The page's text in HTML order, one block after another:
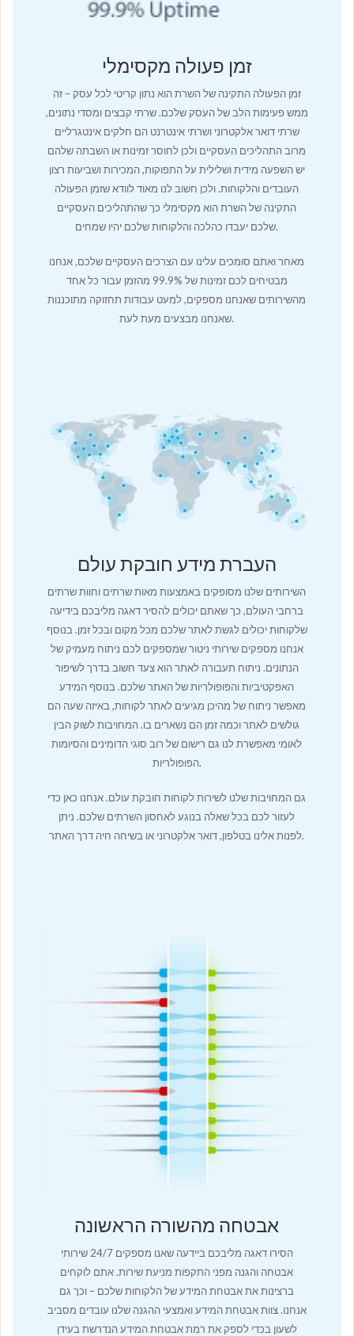
זמן פעולה מקסימלי
זמן הפעולה התקינה של השרת הוא נתון קריטי לכל עסק – זה
ממש פעימות הלב של העסק שלכם. שרתי קבצים ומסדי נתונים,
שרתי דואר אלקטרוני ושרתי אינטרנט הם חלקים אינטגרליים
מרוב התהליכים העסקיים ולכן לחוסר זמינות או השבתה שלהם
יש השפעה מידית ושלילית על התפוקות, המכירות ושביעות רצון
העובדים והלקוחות. ולכן חשוב לנו מאוד לוודא שזמן הפעולה
התקינה של השרת הוא מקסימלי כך שהתהליכים העסקיים
שלכם יעבדו כהלכה והלקוחות שלכם יהיו שמחים.
מאחר ואתם סומכים עלינו עם הצרכים העסקיים שלכם, אנחנו
מבטיחים לכם זמינות של 99.9% מהזמן עבור כל אחד
מהשירותים שאנחנו מספקים, למעט עבודות תחזוקה מתוכננות
שאנחנו מבצעים מעת לעת.
העברת מידע חובקת עולם
השירותים שלנו מסופקים באמצעות מאות שרתים וחוות שרתים
ברחבי העולם, כך שאתם יכולים להסיר דאגה מליבכם בידיעה
שלקוחות יכולים לגשת לאתר שלכם מכל מקום ובכל זמן. בנוסף
אנחנו מספקים שירותי ניטור שמספקים לכם ניתוח מעמיק של
הנתונים. ניתוח תעבורה לאתר הוא צעד חשוב בדרך לשיפור
האפקטיביות והפופולריות של האתר שלכם. בנוסף המידע
מאפשר ניתוח של מהיכן מגיעים לאתר לקוחות, באיזה שעה הם
גולשים לאתר וכמה זמן הם נשארים בו. המחויבות לשוק הבין
לאומי מאפשרת לנו גם רישום של רוב סוגי הדומינים והסיומות
הפופולריות.
גם המחויבות שלנו לשירות לקוחות חובקת עולם. אנחנו כאן כדי
לעזור לכם בכל שאלה בנוגע לאחסון השרתים שלכם. ניתן
לפנות אלינו בטלפון, דואר אלקטרוני או בשיחה חיה דרך האתר.
אבטחה מהשורה הראשונה
הסירו דאגה מליבכם ביידעה שאנו מספקים 24/7 שירותי
אבטחה והגנה מפני התקפות מניעת שירות. אתם לוקחים
ברצינות את אבטחת המידע של הלקוחות שלכם – וכך גם
אנחנו. צוות אבטחת המידע ואמצעי ההגנה שלנו עובדים מסביב
לשעון בכדי לספק את רמת אבטחת המידע הנדרשת בעידן